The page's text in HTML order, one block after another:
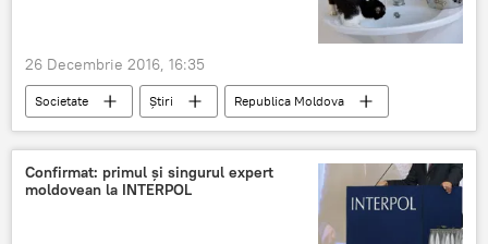
26 Decembrie 2016, 16:35
Societate Știri
Republica Moldova
SA „Termoelectrica"
apă caldă
capitală
Termoelectrica
locuitori
deconectare
Buiucani
agent termic
Confirmat: primul și singurul expert
moldovean la INTERPOL